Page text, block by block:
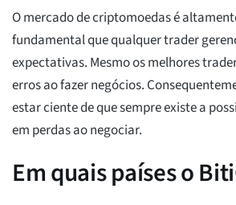
O mercado de criptomoedas é
fundamental que qualquer trader
expectativas. Mesmo os melhores
erros ao fazer negócios.
estar ciente de que sempre existe a
em perdas ao negociar.
Em quais países o